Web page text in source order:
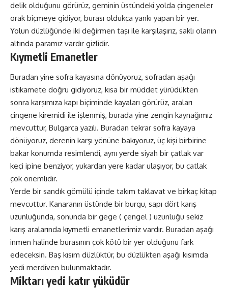
delik olduğunu görürüz, geminin üstündeki yolda çingeneler
orak biçmeye gidiyor, burası oldukça yankı yapan bir yer.
Yolun düzlüğünde iki değirmen taşı ile karşılaşırız, saklı olanın
altında paramız vardır gizlidir.
Kıymetli Emanetler
Buradan yine sofra kayasına dönüyoruz, sofradan aşağı
istikamete doğru gidiyoruz, kısa bir müddet yürüdükten
sonra karşımıza kapı biçiminde kayaları görürüz, araları
çingene kiremidi ile işlenmiş, burada yine zengin kaynağımız
mevcuttur, Bulgarca yazılı. Buradan tekrar sofra kayaya
dönüyoruz, derenin karşı yönüne bakıyoruz, üç kişi birbirine
bakar konumda resimlendi, aynı yerde siyah bir çatlak var
keçi ipine benziyor, yukardan yere kadar ulaşıyor, bu çatlak
çok önemlidir.
Yerde bir sandık gömülü içinde takım taklavat ve birkaç kitap
mevcuttur. Kanaranın üstünde bir burgu, sapı dört karış
uzunluğunda, sonunda bir gege ( çengel ) uzunluğu sekiz
karış aralarında kıymetli emanetlerimiz vardır. Buradan aşağı
inmen halinde burasının çok kötü bir yer olduğunu fark
edeceksin. Baş kısım düzlüktür, bu düzlükten aşağı kısımda
yedi merdiven bulunmaktadır.
Miktarı yedi katır yüküdür